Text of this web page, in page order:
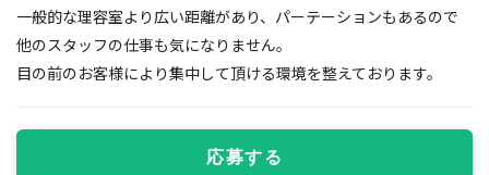
一般的な理容室より広い距離があり、パーテーションもあるので
他のスタッフの仕事も気になりません。
目の前のお客様により集中して頂ける環境を整えております。
応募する